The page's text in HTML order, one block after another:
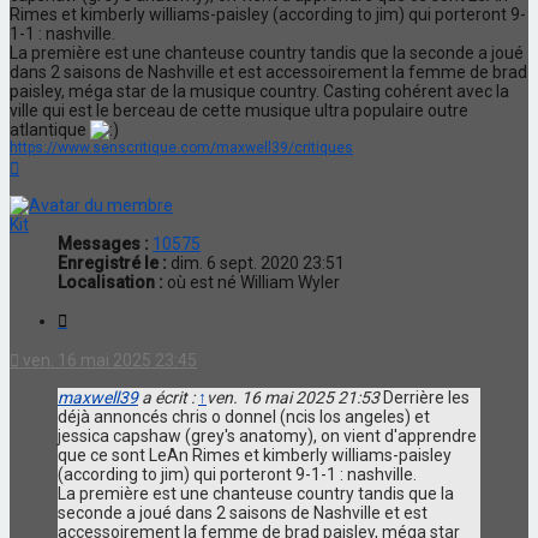
Rimes et kimberly williams-paisley (according to jim) qui porteront 9-
1-1 : nashville.
La première est une chanteuse country tandis que la seconde a joué
dans 2 saisons de Nashville et est accessoirement la femme de brad
paisley, méga star de la musique country. Casting cohérent avec la
ville qui est le berceau de cette musique ultra populaire outre
atlantique
https://www.senscritique.com/maxwell39/critiques
Kit
Messages : 10575
Enregistré le : dim. 6 sept. 2020 23:51
Localisation : où est né William Wyler
ven. 16 mai 2025 23:45
maxwell39a écrit : ↑ ven. 16 mai 2025 21:53Derrière les
déjà annoncés chris o donnel (ncis los angeles) et
jessica capshaw (grey's anatomy), on vient d'apprendre
que ce sont LeAn Rimes et kimberly williams-paisley
(according to jim) qui porteront 9-1-1 : nashville.
La première est une chanteuse country tandis que la
seconde a joué dans 2 saisons de Nashville et est
accessoirement la femme de brad paisley, méga star